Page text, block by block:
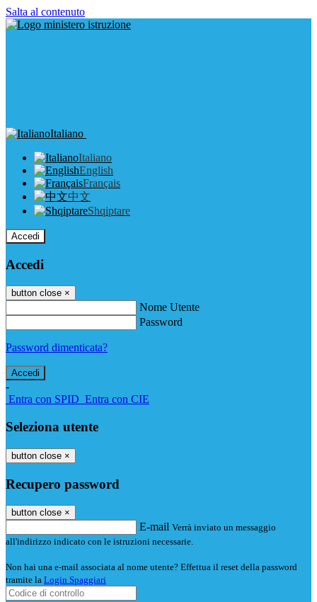
Salta al contenuto
Italiano
Italiano
English
Français
中文
Shqiptare
Accedi
Accedi
button close ×
Nome Utente
Password
Password dimenticata?
-
Entra con SPID Entra con CIE
Seleziona utente
button close ×
Recupero password
button close ×
E-mail Verrà inviato un messaggio
all'indirizzo indicato con le istruzioni necessarie.
Non hai una e-mail associata al nome utente? Effettua il reset della password
tramite la Login Spaggiari